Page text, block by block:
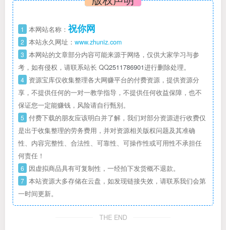
1 本网站名称： 祝你网
2 本站永久网址： www.zhuniz.com
3 本网站的文章部分内容可能来源于网络，仅供大家学习与参
考，如有侵权，请联系站长 QQ2511786901进行删除处理。
4 资源宝库仅收集整理各大网赚平台的付费资源，提供资源分
享，不提供任何的一对一教学指导，不提供任何收益保障，也不
保证您一定能赚钱，风险请自行甄别。
5 付费下载的朋友应该明白并了解，我们对部分资源进行收费仅
是出于收集整理的劳务费用，并对资源相关版权问题及其准确
性、内容完整性、合法性、可靠性、可操作性或可用性不承担任
何责任！
6 因虚拟商品具有可复制性，一经拍下发货概不退款。
7 本站资源大多存储在云盘，如发现链接失效，请联系我们会第
一时间更新。
THE END